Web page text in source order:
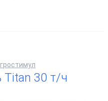
Titan 30 т/ч